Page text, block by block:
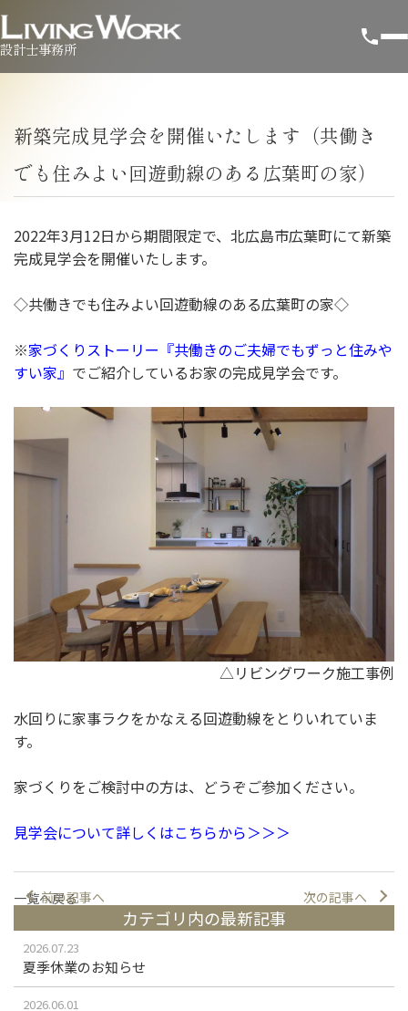
設計士事務所
新築完成見学会を開催いたします（共働き
でも住みよい回遊動線のある広葉町の家）
2022年3月12日から期間限定で、北広島市広葉町にて新築
完成見学会を開催いたします。
◇共働きでも住みよい回遊動線のある広葉町の家◇
※家づくりストーリー『共働きのご夫婦でもずっと住みや
すい家』 でご紹介しているお家の完成見学会です。
△リビングワーク施工事例
水回りに家事ラクをかなえる回遊動線をとりいれていま
す。
家づくりをご検討中の方は、どうぞご参加ください。
見学会について詳しくはこちらから＞＞＞
前の記事へ 次の記事へ
一覧へ戻る
カテゴリ内の最新記事
2026.07.23
夏季休業のお知らせ
2026.06.01